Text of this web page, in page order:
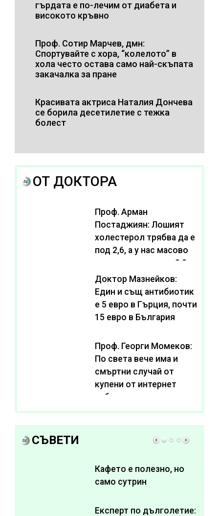
гърдата е по-лечим от диабета и
високото кръвно
Проф. Сотир Марчев, дмн:
Спортувайте с хора, “колелото” в
хола често остава само най-скъпата
закачалка за пране
Красивата актриса Наталия Дончева
се борила десетилетие с тежка
болест
ОТ ДОКТОРА
Проф. Арман
Постаджиян: Лошият
холестерол трябва да е
под 2,6, а у нас масово
се живее с нива от 3,2
Доктор Мазнейков:
Един и същ антибиотик
e 5 евро в Гърция, почти
15 евро в България
Проф. Георги Момеков:
По света вече има и
смъртни случай от
купени от интернет
субстанции за
отслабване
СЪВЕТИ
Кафето е полезно, но
само сутрин
Експерт по дълголетие: